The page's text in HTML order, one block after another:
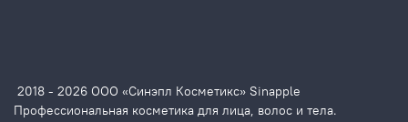
2018 - 2026 ООО «Синэпл Косметикс» Sinapple
Профессиональная косметика для лица, волос и тела.